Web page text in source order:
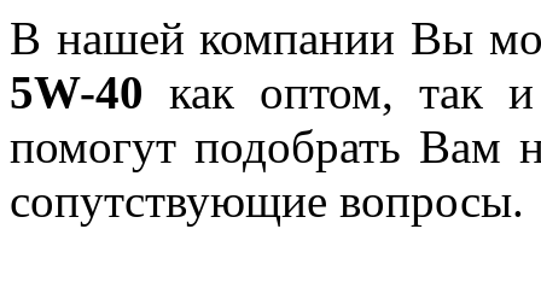
В нашей компании Вы
5W-40 как оптом, так
помогут подобрать Вам
сопутствующие